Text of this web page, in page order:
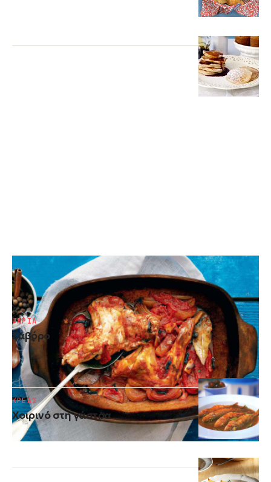
Κουνέλι στιφάδο
Σαβόρο
ΨΑΡΙΑ
Xοιρινό στη γάστρα
ΚΡΕΑΣ